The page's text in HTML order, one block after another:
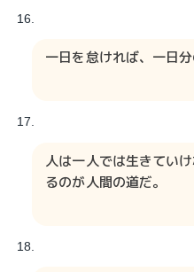
一日を怠ければ、一日分
人は一人では生きてい
るのが人間の道だ。